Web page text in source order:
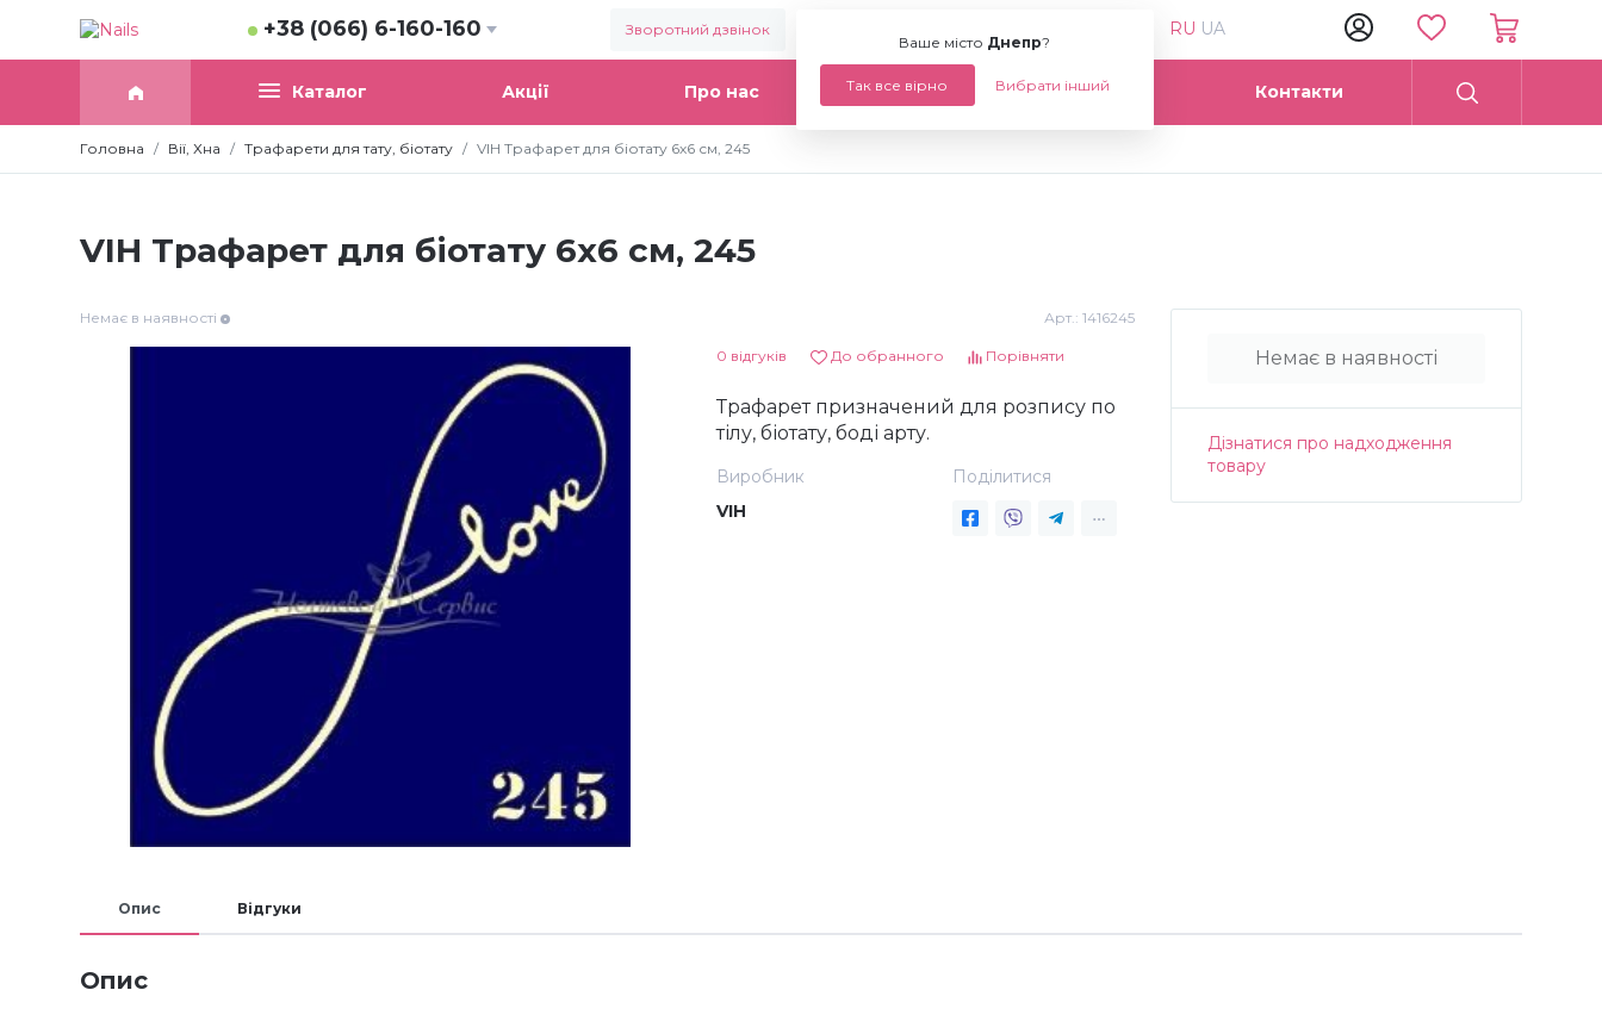
+38 (066) 6-160-160 Зворотний дзвінок
Ваше місто Днепр?
Так все вірно Вибрати інший
RU UA
Каталог Акції Про нас Статті Опт Контакти
Головна Вії, Хна Трафарети для тату, біотату VIH Трафарет для біотату 6х6 см, 245
VIH Трафарет для біотату 6х6 см, 245
Немає в наявності Арт.: 1416245
0 відгуків До обранного Порівняти
Трафарет призначений для розпису по
тілу, біотату, боді арту.
Виробник
VIH
Поділитися
Немає в наявності
Дізнатися про надходження
товару
Опис Відгуки
Опис